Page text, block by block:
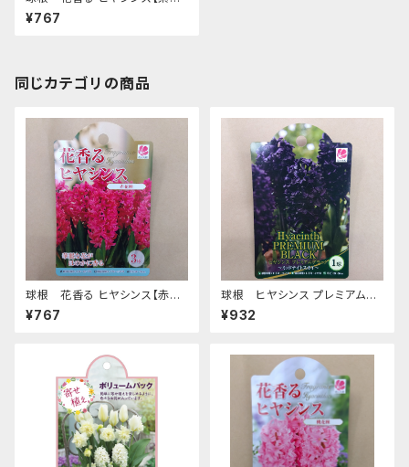
種】ya [サイズ: 3球入り]
¥767
同じカテゴリの商品
球根 花香る ヒヤシンス【赤花
種】ya [サイズ: 3球入り]
¥767
球根 ヒヤシンス プレミアムブ
ラック【ミッドナイトスカイ】ya
[サイズ: 1球入り]
¥932